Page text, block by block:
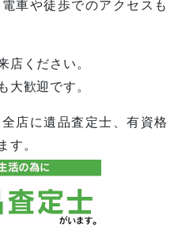
車や徒歩でのアクセスも
店ください。
大歓迎です。
店に遺品査定士、有資格
す。